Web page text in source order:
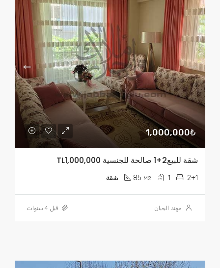
1,000,000₺
شقة للبيع2+1 صالحة للجنسية TL1,000,000
2+1
1
85 M2 شقة
مهند الجبان قبل 4 سنوات